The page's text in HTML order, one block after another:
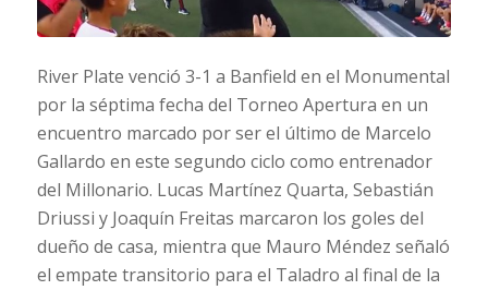
River Plate venció 3-1 a Banfield en el Monumental
por la séptima fecha del Torneo Apertura en un
encuentro marcado por ser el último de Marcelo
Gallardo en este segundo ciclo como entrenador
del Millonario. Lucas Martínez Quarta, Sebastián
Driussi y Joaquín Freitas marcaron los goles del
dueño de casa, mientra que Mauro Méndez señaló
el empate transitorio para el Taladro al final de la